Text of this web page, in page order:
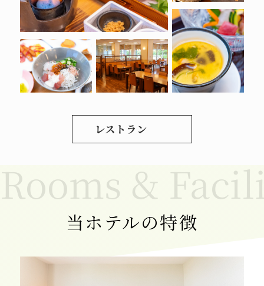
レストラン
当ホテルの特徴